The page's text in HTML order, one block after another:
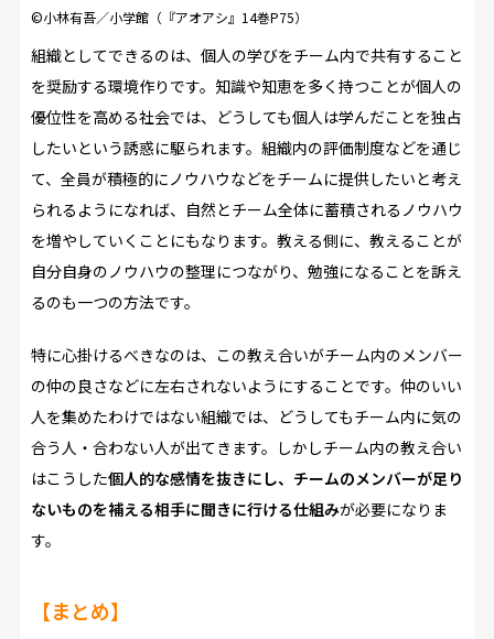
©小林有吾／小学館（『アオアシ』14巻P75）
組織としてできるのは、個人の学びをチーム内で共有すること
を奨励する環境作りです。知識や知恵を多く持つことが個人の
優位性を高める社会では、どうしても個人は学んだことを独占
したいという誘惑に駆られます。組織内の評価制度などを通じ
て、全員が積極的にノウハウなどをチームに提供したいと考え
られるようになれば、自然とチーム全体に蓄積されるノウハウ
を増やしていくことにもなります。教える側に、教えることが
自分自身のノウハウの整理につながり、勉強になることを訴え
るのも一つの方法です。
特に心掛けるべきなのは、この教え合いがチーム内のメンバー
の仲の良さなどに左右されないようにすることです。仲のいい
人を集めたわけではない組織では、どうしてもチーム内に気の
合う人・合わない人が出てきます。しかしチーム内の教え合い
はこうした個人的な感情を抜きにし、チームのメンバーが足り
ないものを補える相手に聞きに行ける仕組みが必要になりま
す。
【まとめ】